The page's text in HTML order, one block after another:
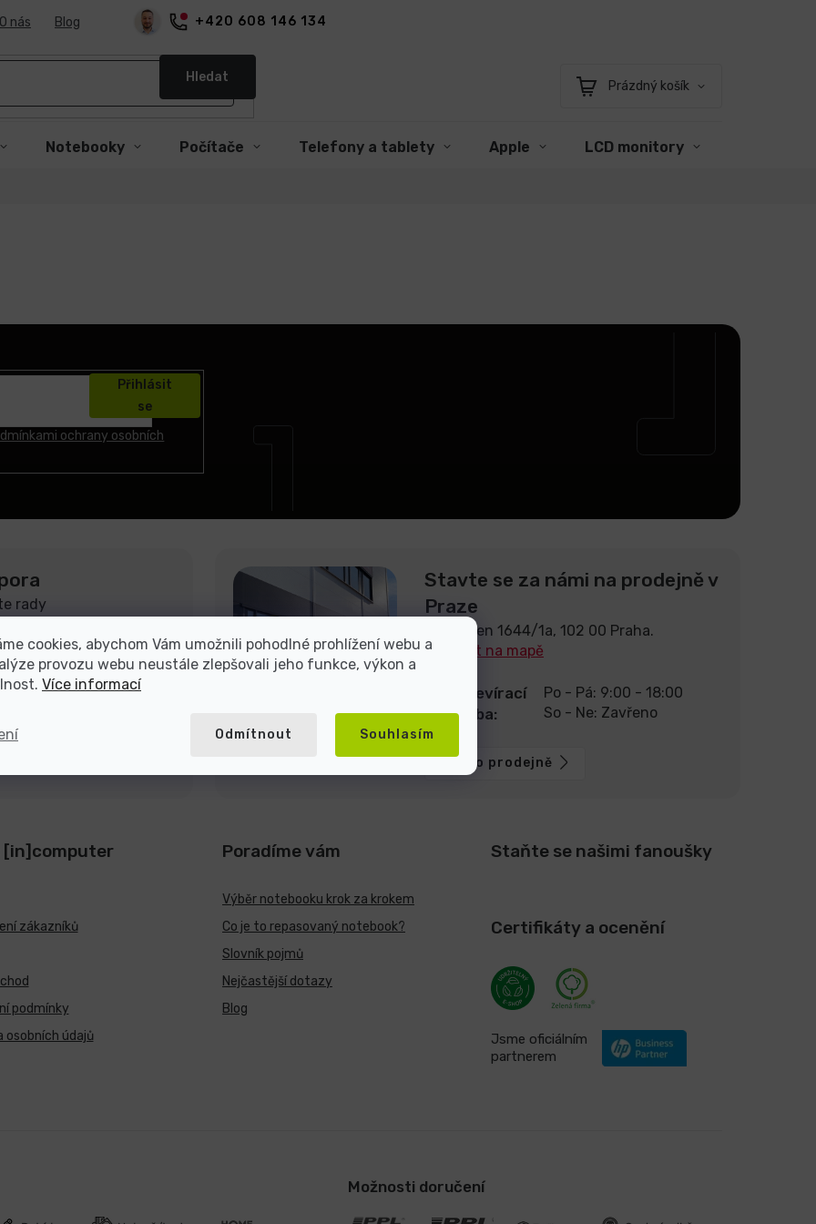
cookies, abychom Vám umožnili pohodlné prohlížení webu a
provozu webu neustále zlepšovali jeho funkce, výkon a
Více informací
Odmítnout Souhlasím
+420 608 146 134
O nás Blog
Hledat
Nákupní
Prázdný košík
Notebooky Počítače Telefony a tablety Apple LCD monitory
ochrany osobních
Přihlásit
se
rady
Stavte se za námi na prodejně v
Praze
U Pekáren 1644/1a, 102 00 Praha.
Zobrazit na mapě
Otevírací
doba:
Po - Pá: 9:00 - 18:00
So - Ne: Zavřeno
Více o prodejně
[in]computer
zákazníků
podmínky
osobních údajů
Poradíme vám
Výběr notebooku krok za krokem
Co je to repasovaný notebook?
Slovník pojmů
Nejčastější dotazy
Blog
Staňte se našimi fanoušky
Certifikáty a ocenění
Jsme oficiálním
partnerem
Možnosti doručení